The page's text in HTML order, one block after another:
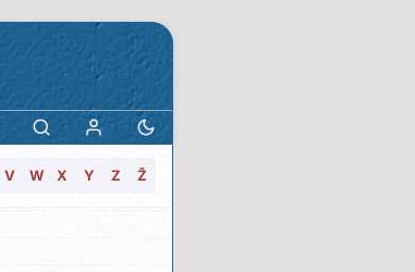
V W X Y Z Ž